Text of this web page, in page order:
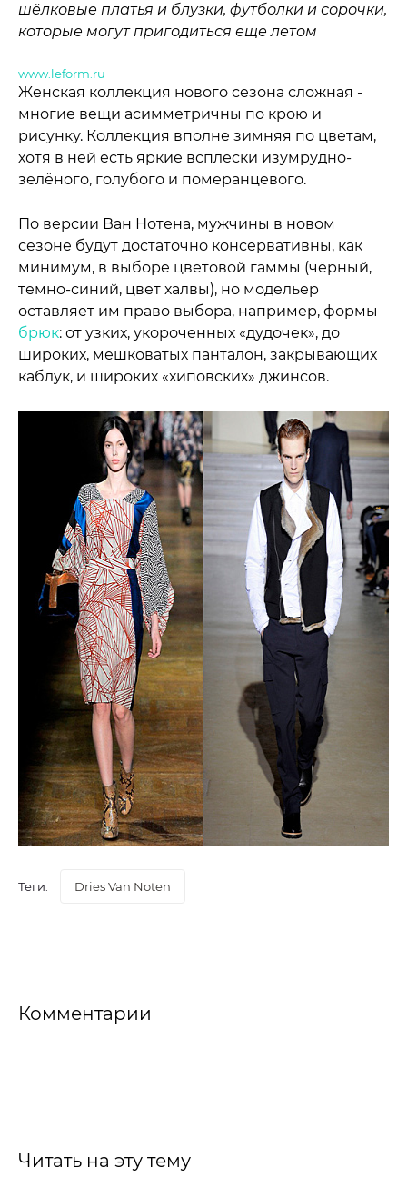
шёлковые платья и блузки, футболки и сорочки,
которые могут пригодиться еще летом
www.leform.ru
Женская коллекция нового сезона сложная -
многие вещи асимметричны по крою и
рисунку. Коллекция вполне зимняя по цветам,
хотя в ней есть яркие всплески изумрудно-
зелёного, голубого и померанцевого.
По версии Ван Нотена, мужчины в новом
сезоне будут достаточно консервативны, как
минимум, в выборе цветовой гаммы (чёрный,
темно-синий, цвет халвы), но модельер
оставляет им право выбора, например, формы
брюк: от узких, укороченных «дудочек», до
широких, мешковатых панталон, закрывающих
каблук, и широких «хиповских» джинсов.
Теги: Dries Van Noten
Комментарии
Читать на эту тему